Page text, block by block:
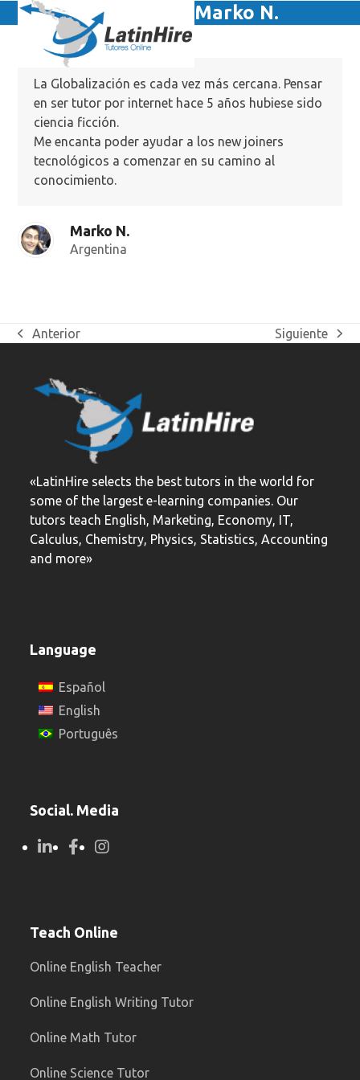
Skip
to
content
Open
mobile
Close
mobile
Marko N.
La Globalización es cada vez más cercana. Pensar
en ser tutor por internet hace 5 años hubiese sido
ciencia ficción.
Me encanta poder ayudar a los new joiners
tecnológicos a comenzar en su camino al
conocimiento.
Marko N.
Argentina
previous
Anterior
next
Siguiente
«LatinHire selects the best tutors in the world for
some of the largest e-learning companies. Our
tutors teach English, Marketing, Economy, IT,
Calculus, Chemistry, Physics, Statistics, Accounting
and more»
Language
Español
English
Português
Social. Media
Teach Online
Online English Teacher
Online English Writing Tutor
Online Math Tutor
Online Science Tutor